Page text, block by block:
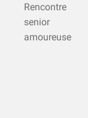
Rencontre
senior
amoureuse